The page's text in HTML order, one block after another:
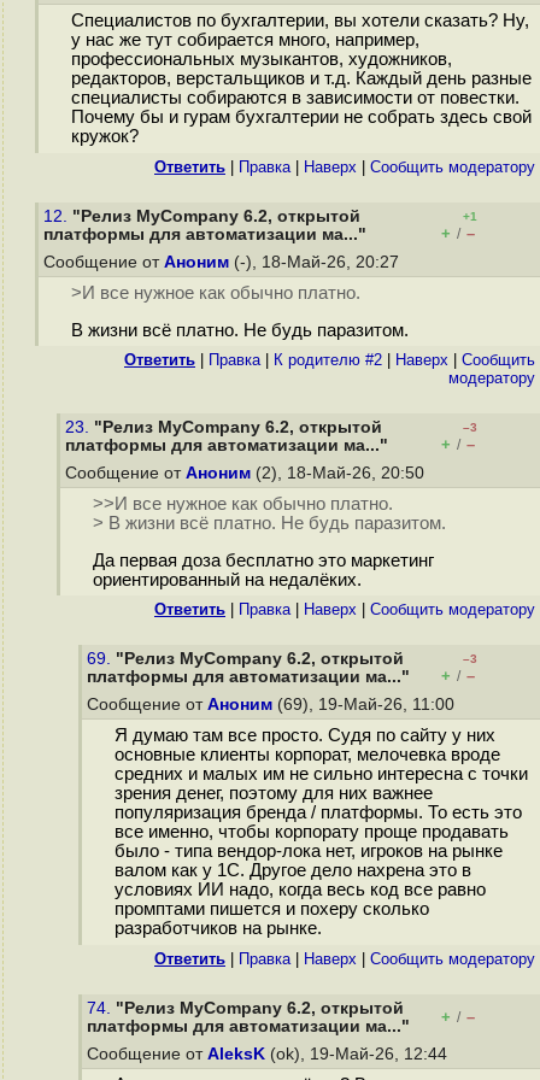
Специалистов по бухгалтерии, вы хотели сказать? Ну,
у нас же тут собирается много, например,
профессиональных музыкантов, художников,
редакторов, верстальщиков и т.д. Каждый день разные
специалисты собираются в зависимости от повестки.
Почему бы и гурам бухгалтерии не собрать здесь свой
кружок?
Ответить Правка| Наверх Cообщить модератору
12. "Релиз MyCompany 6.2, открытой
платформы для автоматизации ма..."
+1
+ / –
Сообщение от Аноним (-), 18-Май-26, 20:27
>И все нужное как обычно платно.
В жизни всё платно. Не будь паразитом.
Ответить Правка| К родителю #2 Наверх
Cообщить
модератору
23. "Релиз MyCompany 6.2, открытой
платформы для автоматизации ма..."
–3
+ / –
Сообщение от Аноним (2), 18-Май-26, 20:50
>>И все нужное как обычно платно.
> В жизни всё платно. Не будь паразитом.
Да первая доза бесплатно это маркетинг
ориентированный на недалёких.
Ответить Правка| Наверх Cообщить модератору
69. "Релиз MyCompany 6.2, открытой
платформы для автоматизации ма..."
–3
+ / –
Сообщение от Аноним (69), 19-Май-26, 11:00
Я думаю там все просто. Судя по сайту у них
основные клиенты корпорат, мелочевка вроде
средних и малых им не сильно интересна с точки
зрения денег, поэтому для них важнее
популяризация бренда / платформы. То есть это
все именно, чтобы корпорату проще продавать
было - типа вендор-лока нет, игроков на рынке
валом как у 1С. Другое дело нахрена это в
условиях ИИ надо, когда весь код все равно
промптами пишется и похеру сколько
разработчиков на рынке.
Ответить Правка| Наверх Cообщить модератору
74. "Релиз MyCompany 6.2, открытой
платформы для автоматизации ма..."
+ / –
Сообщение от AleksK (ok), 19-Май-26, 12:44